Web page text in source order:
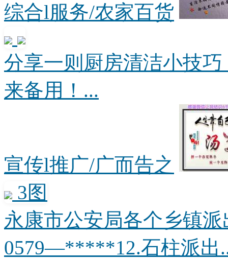
综合l服务/农家百货
分享一则厨房清洁小技
来备用！...
宣传l推广/广而告之
3图
永康市公安局各个乡镇
0579—*****12.石柱派出